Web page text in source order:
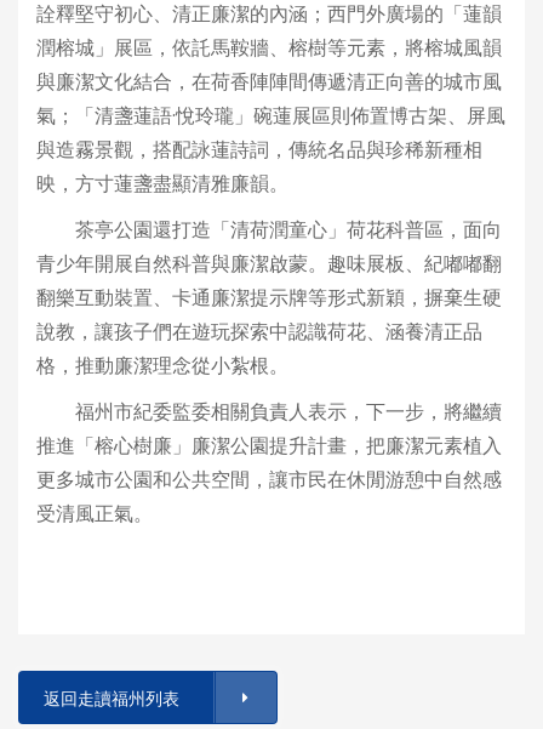
詮釋堅守初心、清正廉潔的內涵；西門外廣場的「蓮韻
潤榕城」展區，依託馬鞍牆、榕樹等元素，將榕城風韻
與廉潔文化結合，在荷香陣陣間傳遞清正向善的城市風
氣；「清盞蓮語·悅玲瓏」碗蓮展區則佈置博古架、屏風
與造霧景觀，搭配詠蓮詩詞，傳統名品與珍稀新種相
映，方寸蓮盞盡顯清雅廉韻。
茶亭公園還打造「清荷潤童心」荷花科普區，面向
青少年開展自然科普與廉潔啟蒙。趣味展板、紀嘟嘟翻
翻樂互動裝置、卡通廉潔提示牌等形式新穎，摒棄生硬
說教，讓孩子們在遊玩探索中認識荷花、涵養清正品
格，推動廉潔理念從小紮根。
福州市紀委監委相關負責人表示，下一步，將繼續
推進「榕心樹廉」廉潔公園提升計畫，把廉潔元素植入
更多城市公園和公共空間，讓市民在休閒游憩中自然感
受清風正氣。
返回走讀福州列表